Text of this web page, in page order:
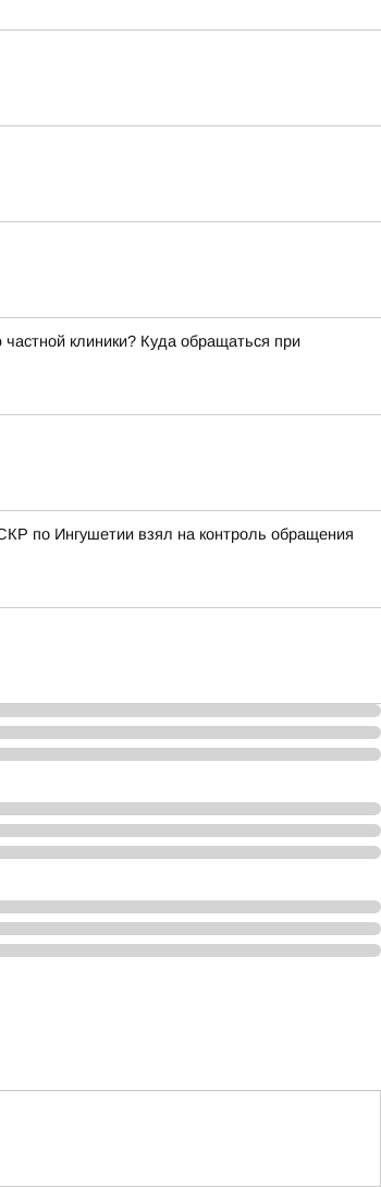
клиники? Куда обращаться при
по Ингушетии взял на контроль обращения